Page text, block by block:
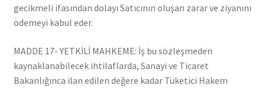
gecikmeli ifasından dolayı Satıcının oluşan zarar ve ziyanını
ödemeyi kabul eder.
MADDE 17- YETKİLİ MAHKEME: İş bu sözleşmeden
kaynaklanabilecek ihtilaflarda, Sanayi ve Ticaret
Bakanlığınca ilan edilen değere kadar Tüketici Hakem